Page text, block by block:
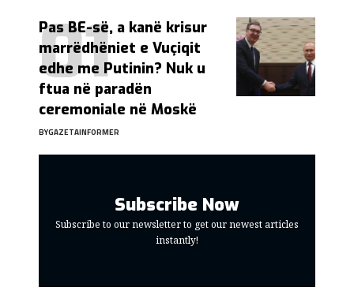
Pas BE-së, a kanë krisur
marrëdhëniet e Vuçiqit
edhe me Putinin? Nuk u
ftua në paradën
ceremoniale në Moskë
BYGAZETAINFORMER
Subscribe Now
Subscribe to our newsletter to get our newest articles
instantly!